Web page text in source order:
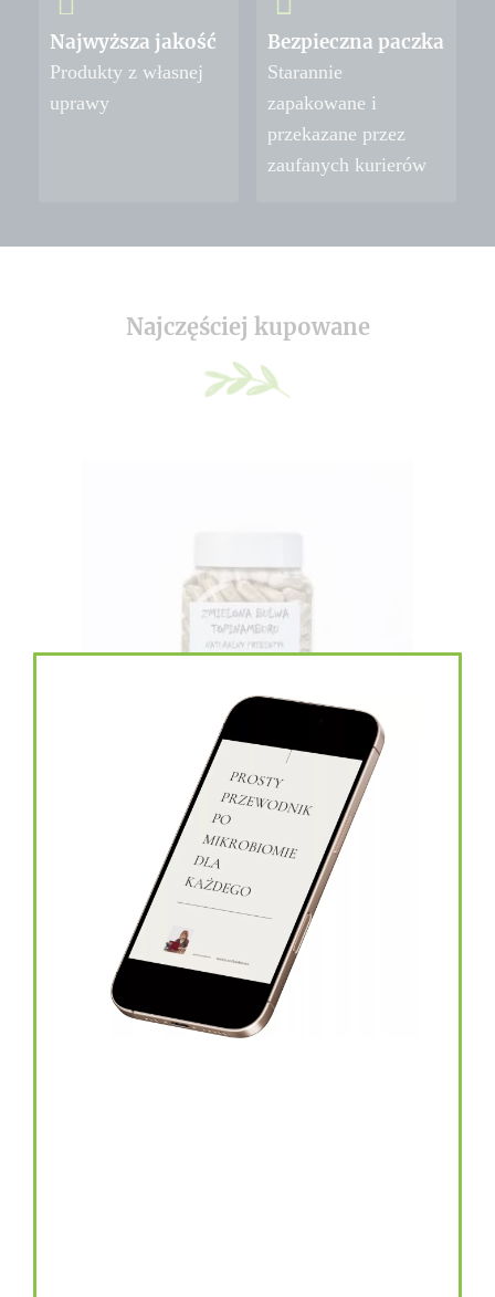
Najwyższa jakość
Produkty z własnej
uprawy
Bezpieczna paczka
Starannie
zapakowane i
przekazane przez
zaufanych kurierów
Najczęściej kupowane
topinambur w kapsułkach